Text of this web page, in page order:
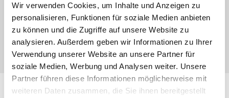
Wir verwenden Cookies, um Inhalte und Anzeigen zu
personalisieren, Funktionen für soziale Medien anbieten
zu können und die Zugriffe auf unsere Website zu
analysieren. Außerdem geben wir Informationen zu Ihrer
Verwendung unserer Website an unsere Partner für
soziale Medien, Werbung und Analysen weiter. Unsere
Partner führen diese Informationen möglicherweise mit
weiteren Daten zusammen, die Sie ihnen bereitgestellt
* Pflichtfelder
Absenden